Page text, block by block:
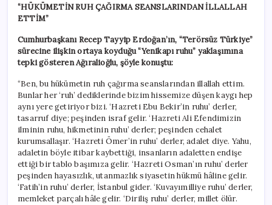
“HÜKÜMETİN RUH ÇAĞIRMA SEANSLARINDAN İLLALLAH
ETTİM”
Cumhurbaşkanı Recep Tayyip Erdoğan’ın, “Terörsüz Türkiye”
sürecine ilişkin ortaya koyduğu “Yenikapı ruhu” yaklaşımına
tepki gösteren Ağıralioğlu, şöyle konuştu:
“Ben, bu hükümetin ruh çağırma seanslarından illallah ettim.
Bunlar her ‘ruh’ dediklerinde bizim hissemize düşen kaygı hep
aynı yere getiriyor bizi. ‘Hazreti Ebu Bekir’in ruhu’ derler,
tasarruf diye; peşinden israf gelir. ‘Hazreti Ali Efendimizin
ilminin ruhu, hikmetinin ruhu’ derler; peşinden cehalet
kurumsallaşır. ‘Hazreti Ömer’in ruhu’ derler, adalet diye. Yahu,
adaletin böyle itibar kaybettiği, insanların adaletten endişe
ettiği bir tablo başımıza gelir. ‘Hazreti Osman’ın ruhu’ derler
peşinden hayasızlık, utanmazlık siyasetin hükmü hâline gelir.
‘Fatih’in ruhu’ derler, İstanbul gider. ‘Kuvayımilliye ruhu’ derler,
memleket parçalı hâle gelir. ‘Diriliş ruhu’ derler, millet ölür.